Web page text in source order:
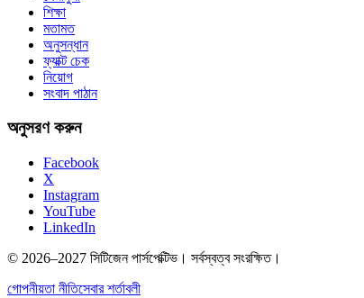
শিক্ষা
মতামত
অনুসন্ধান
ফ্যাক্ট চেক
নিয়োগ
সংবাদ পাঠান
অনুসরণ করুন
Facebook
X
Instagram
YouTube
LinkedIn
© 2026–2027 সিটিজেন পার্সপেক্টিভ। সর্বস্বত্ব সংরক্ষিত।
গোপনীয়তা নীতিসেবার শর্তাবলী